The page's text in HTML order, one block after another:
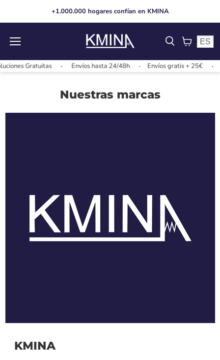
+1.000.000 hogares confían en KMINA
View
cart
ES
Gratuitas Envíos hasta 24/48h Envíos gratis + 25€
Nuestras marcas
KMINA